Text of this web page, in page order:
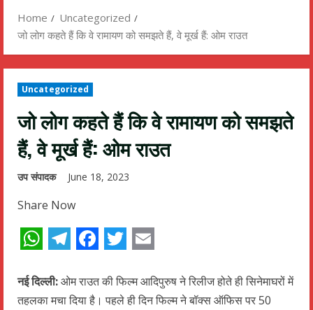
Home
Uncategorized
जो लोग कहते हैं कि वे रामायण को समझते हैं, वे मूर्ख हैं: ओम राउत
Uncategorized
जो लोग कहते हैं कि वे रामायण को समझते
हैं, वे मूर्ख हैं: ओम राउत
उप संपादक June 18, 2023
Share Now
नई दिल्ली:ओम राउत की फिल्म आदिपुरुष ने रिलीज होते ही सिनेमाघरों में
तहलका मचा दिया है। पहले ही दिन फिल्म ने बॉक्स ऑफिस पर 50